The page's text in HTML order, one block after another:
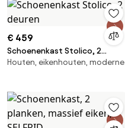
€ 459
Schoenenkast Stolico, 2
deuren
Houten, eikenhouten, moderne